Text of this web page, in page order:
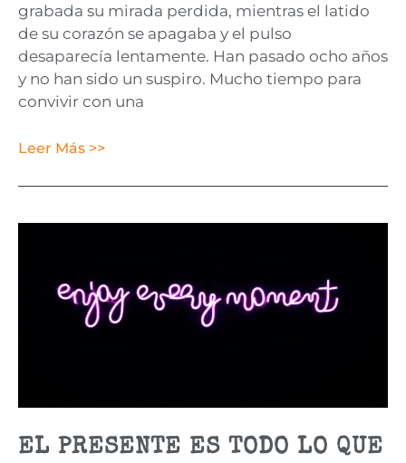
grabada su mirada perdida, mientras el latido
de su corazón se apagaba y el pulso
desaparecía lentamente. Han pasado ocho años
y no han sido un suspiro. Mucho tiempo para
convivir con una
Leer Más >>
EL PRESENTE ES TODO LO QUE